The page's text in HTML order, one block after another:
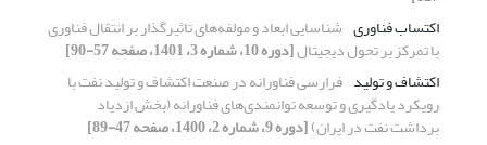
اکتساب فناوری شناسایی ابعاد و مولفه‌های تاثیرگذار بر انتقال فناوری
با تمرکز بر تحول دیجیتال[دوره 10، شماره 3، 1401، صفحه 57-90]
اکتشاف و تولید فرارسی فناورانه در صنعت اکتشاف و تولید نفت با
رویکرد یادگیری و توسعه توانمندی‌های فناورانه (بخش ازدیاد
برداشت نفت در ایران)[دوره 9، شماره 2، 1400، صفحه 47-89]